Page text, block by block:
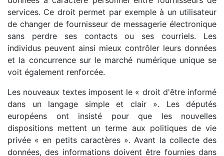
services. Ce droit permet par exemple à un utilisateur
de changer de fournisseur de messagerie électronique
sans perdre ses contacts ou ses courriels. Les
individus peuvent ainsi mieux contrôler leurs données
et la concurrence sur le marché numérique unique se
voit également renforcée.
Les nouveaux textes imposent le « droit d'être informé
dans un langage simple et clair ». Les députés
européens ont insisté pour que les nouvelles
dispositions mettent un terme aux politiques de vie
privée « en petits caractères ». Avant la collecte des
données, des informations doivent être fournies dans